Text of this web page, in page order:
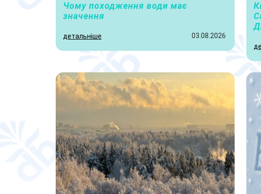
Чому походження води має
значення
детальніше 03.08.2026